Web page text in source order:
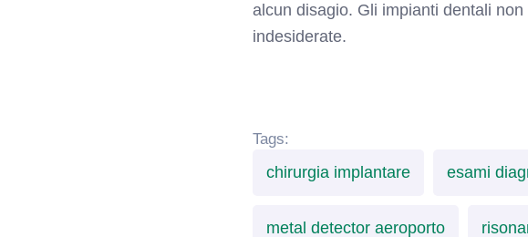
alcun disagio. Gli impianti dentali
indesiderate.
Tags:
chirurgia implantare esami
metal detector aeroporto